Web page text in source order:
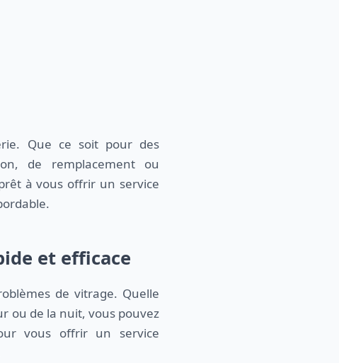
Que ce soit pour des
de remplacement ou
à vous offrir un service
et efficace
de vitrage. Quelle
ou de la nuit, vous pouvez
vous offrir un service